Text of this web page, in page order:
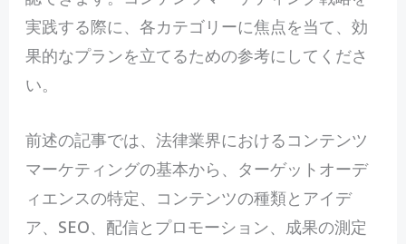
実践する際に、各カテゴリーに焦点を当て、効
果的なプランを立てるための参考にしてくださ
い。
前述の記事では、法律業界におけるコンテンツ
マーケティングの基本から、ターゲットオーデ
ィエンスの特定、コンテンツの種類とアイデ
ア、SEO、配信とプロモーション、成果の測定